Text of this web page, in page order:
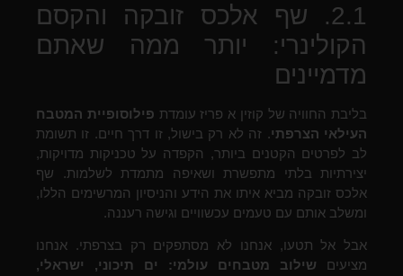
2.1. שף אלכס זובקה והקסם
הקולינרי: יותר ממה שאתם
מדמיינים
בליבת החוויה של קוזין א פריז עומדת פילוסופיית המטבח
העילאי הצרפתי. זה לא רק בישול, זו דרך חיים. זו תשומת
לב לפרטים הקטנים ביותר, הקפדה על טכניקות מדויקות,
יצירתיות בלתי מתפשרת ושאיפה מתמדת לשלמות. שף
אלכס זובקה מביא איתו את הידע והניסיון המרשימים הללו,
ומשלב אותם עם טעמים עכשוויים וגישה רעננה.
אבל אל תטעו, אנחנו לא מסתפקים רק בצרפתי. אנחנו
מציעים שילוב מטבחים עולמי: ים תיכוני, ישראלי,